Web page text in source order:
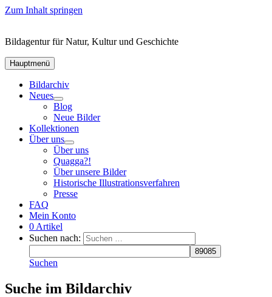
Zum Inhalt springen
Bildagentur für Natur, Kultur und Geschichte
Hauptmenü
Bildarchiv
Neues
Blog
Neue Bilder
Kollektionen
Über uns
Über uns
Quagga?!
Über unsere Bilder
Historische Illustrationsverfahren
Presse
FAQ
Mein Konto
0 Artikel
Suchen nach:
Suchen
Suche im Bildarchiv